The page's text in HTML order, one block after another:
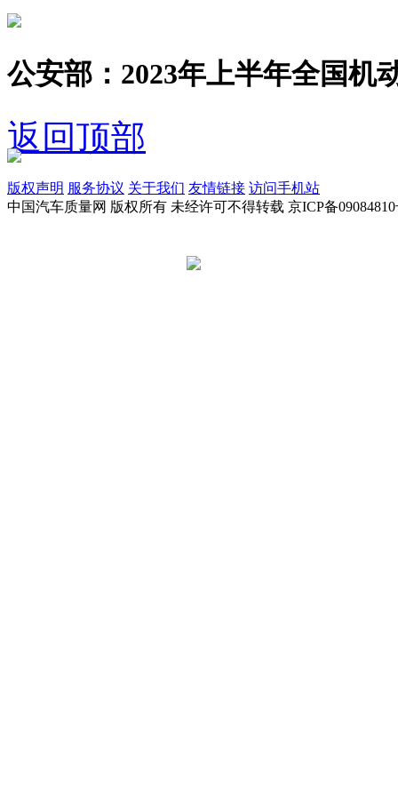
公安部：2023年上半年全国机
返回顶部
版权声明 服务协议 关于我们 友情链接 访问手机站
中国汽车质量网 版权所有 未经许可不得转载 京ICP备09084810